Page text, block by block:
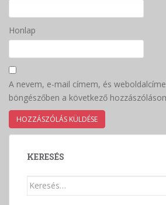
Honlap
A nevem, e-mail címem, és
böngészőben a következő
KERESÉS
Keresés: